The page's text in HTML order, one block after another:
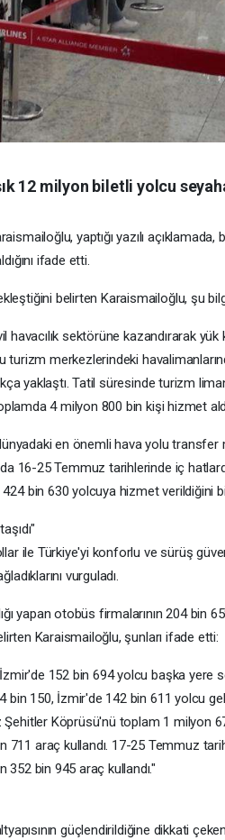
12 milyon biletli yolcu
yaptığı yazılı
ifade etti.
belirten Karaismailoğlu, şu
havacılık sektörüne kazandırarak
merkezlerindeki
yaklaştı. Tatil süresinde turizm
4 milyon 800 bin kişi hizmet
en önemli hava yolu transfer
16-25 Temmuz tarihlerinde iç
bin 630 yolcuya hizmet verildiğini
ile Türkiye'yi konforlu ve sürüş
vurguladı.
yapan otobüs firmalarının 204 bin
Karaismailoğlu, şunları ifade etti:
152 bin 694 yolcu başka yere
150, İzmir'de 142 bin 611 yolcu
Köprüsü'nü toplam 1 milyon
araç kullandı. 17-25 Temmuz
bin 945 araç kullandı."
güçlendirildiğine dikkati